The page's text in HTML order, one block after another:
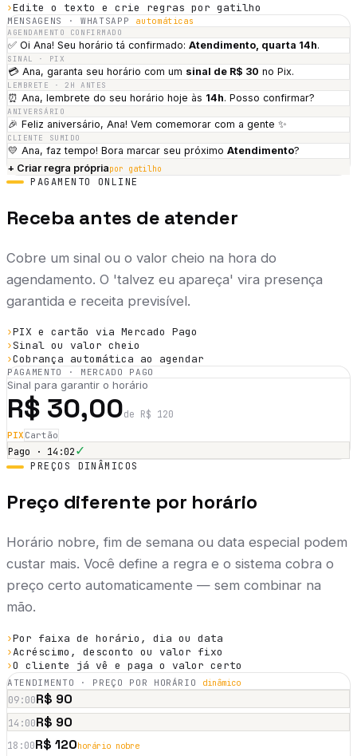
›Edite o texto e crie regras por gatilho
MENSAGENS · WHATSAPP automáticas
AGENDAMENTO CONFIRMADO
✅ Oi Ana! Seu horário tá confirmado: Atendimento , quarta 14h.
SINAL · PIX
💳 Ana, garanta seu horário com um sinal de R$ 30 no Pix.
LEMBRETE · 2H ANTES
⏰ Ana, lembrete do seu horário hoje às 14h. Posso confirmar?
ANIVERSÁRIO
🎉 Feliz aniversário, Ana! Vem comemorar com a gente ✨
CLIENTE SUMIDO
💛 Ana, faz tempo! Bora marcar seu próximo Atendimento?
+ Criar regra própriapor gatilho
PAGAMENTO ONLINE
Receba antes de atender
Cobre um sinal ou o valor cheio na hora do
agendamento. O 'talvez eu apareça' vira presença
garantida e receita previsível.
›PIX e cartão via Mercado Pago
›Sinal ou valor cheio
›Cobrança automática ao agendar
PAGAMENTO · MERCADO PAGO
Sinal para garantir o horário
R$ 30,00de R$ 120
PIX Cartão
Pago · 14:02✓
PREÇOS DINÂMICOS
Preço diferente por horário
Horário nobre, fim de semana ou data especial podem
custar mais. Você define a regra e o sistema cobra o
preço certo automaticamente — sem combinar na
mão.
›Por faixa de horário, dia ou data
›Acréscimo, desconto ou valor fixo
›O cliente já vê e paga o valor certo
ATENDIMENTO · PREÇO POR HORÁRIO dinâmico
09:00R$ 90
14:00R$ 90
18:00R$ 120horário nobre